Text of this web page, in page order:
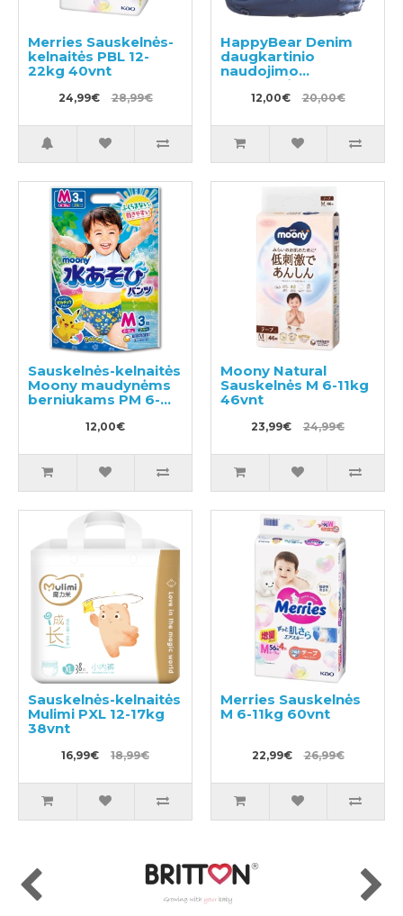
Merries Sauskelnės-
kelnaitės PBL 12-
22kg 40vnt
24,99€ 28,99€
HappyBear Denim
daugkartinio
naudojimo
sauskelnės
12,00€ 20,00€
Sauskelnės-kelnaitės
Moony maudynėms
berniukams PM 6-
12,00€
Moony Natural
Sauskelnės M 6-11kg
46vnt
23,99€ 24,99€
Sauskelnės-kelnaitės
Mulimi PXL 12-17kg
38vnt
16,99€ 18,99€
Merries Sauskelnės
M 6-11kg 60vnt
22,99€ 26,99€